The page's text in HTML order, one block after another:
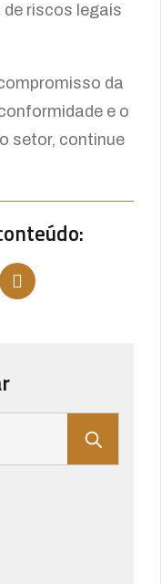
riscos legais
da
e o
setor, continue